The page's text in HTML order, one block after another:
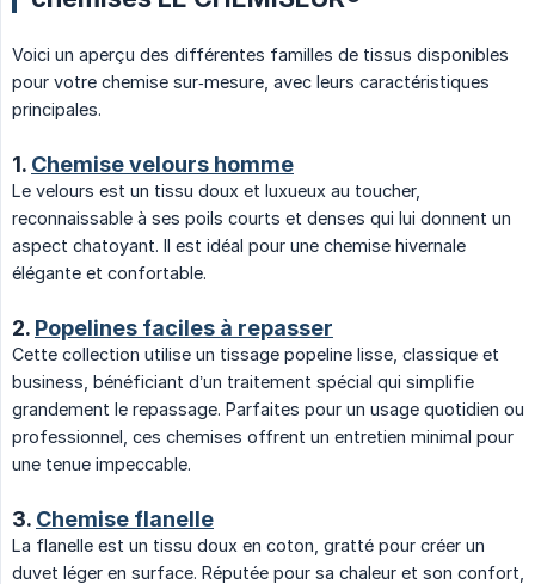
Voici un aperçu des différentes familles de tissus disponibles
pour votre chemise sur‑mesure, avec leurs caractéristiques
principales.
1. Chemise velours homme
Le velours est un tissu doux et luxueux au toucher,
reconnaissable à ses poils courts et denses qui lui donnent un
aspect chatoyant. Il est idéal pour une chemise hivernale
élégante et confortable.
2. Popelines faciles à repasser
Cette collection utilise un tissage popeline lisse, classique et
business, bénéficiant d’un traitement spécial qui simplifie
grandement le repassage. Parfaites pour un usage quotidien ou
professionnel, ces chemises offrent un entretien minimal pour
une tenue impeccable.
3. Chemise flanelle
La flanelle est un tissu doux en coton, gratté pour créer un
duvet léger en surface. Réputée pour sa chaleur et son confort,